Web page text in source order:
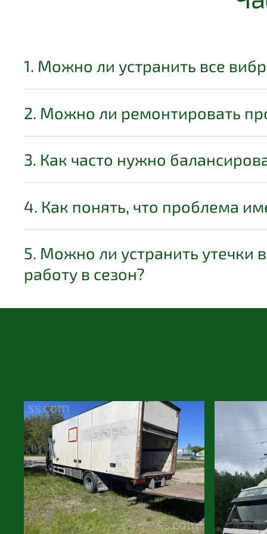
1. Можно ли устранить все
2. Можно ли ремонтировать
3. Как часто нужно
4. Как понять, что проблема
5. Можно ли устранить утечки
работу в сезон?